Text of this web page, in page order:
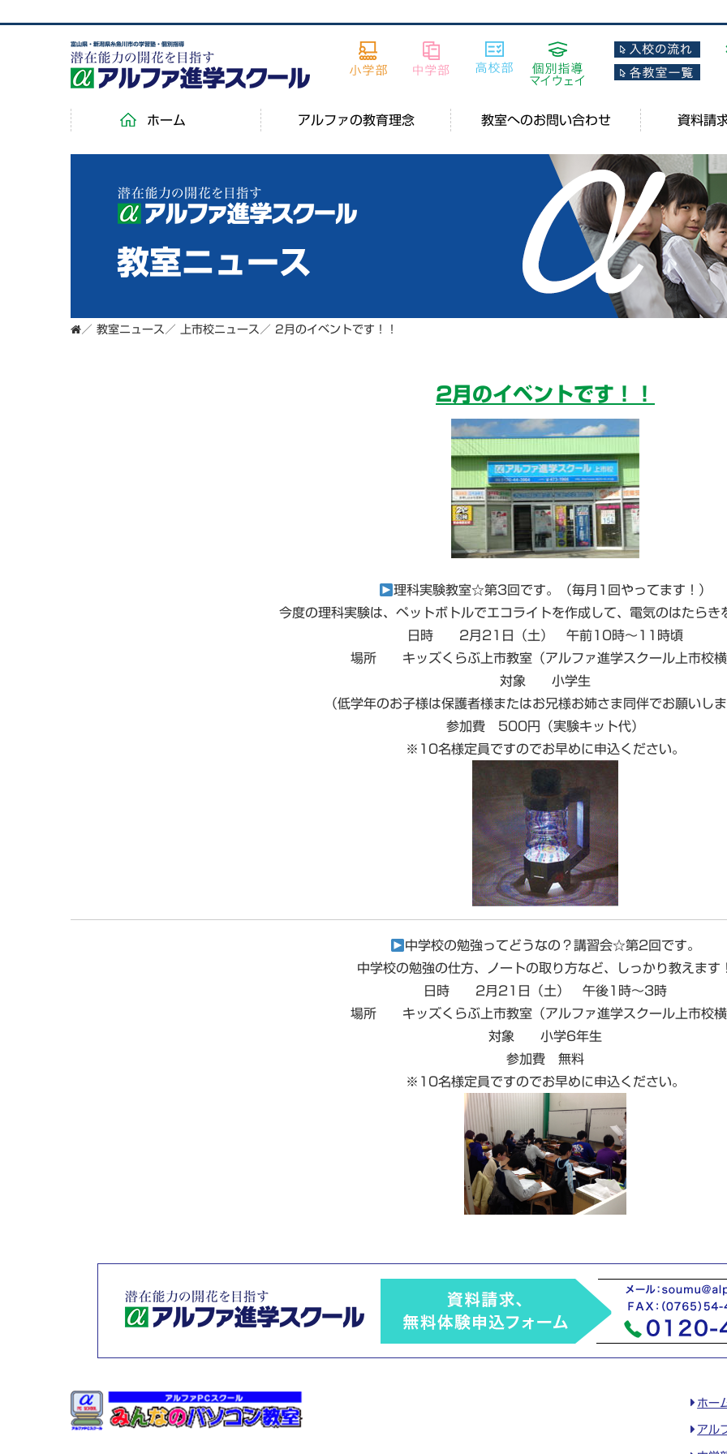
富山県・新潟県糸魚川市の学習塾・個別指導
ホーム アルファの教育理念 教室へのお問い合わせ 資料請
教室ニュース
／ 教室ニュース ／ 上市校ニュース ／ 2月のイベントです！！
2月のイベントです！！
理科実験教室☆第3回です。（毎月1回やってます！）
今度の理科実験は、ペットボトルでエコライトを作成して、電気のはたらき
日時 2月21日（土） 午前10時～11時頃
場所 キッズくらぶ上市教室（アルファ進学スクール上市校
対象 小学生
（低学年のお子様は保護者様またはお兄様お姉さま同伴でお願いし
参加費 500円（実験キット代）
※10名様定員ですのでお早めに申込ください。
中学校の勉強ってどうなの？講習会☆第2回です。
中学校の勉強の仕方、ノートの取り方など、しっかり教えます
日時 2月21日（土） 午後1時～3時
場所 キッズくらぶ上市教室（アルファ進学スクール上市校
対象 小学6年生
参加費 無料
※10名様定員ですのでお早めに申込ください。
ホー
アル